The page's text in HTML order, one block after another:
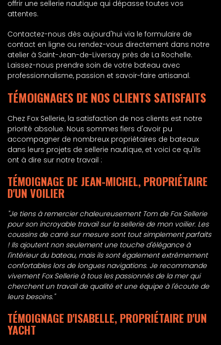
offrir une sellerie nautique qui dépasse toutes vos
attentes.
Contactez-nous dès aujourd'hui via le formulaire de
contact en ligne ou rendez-vous directement dans notre
atelier à Saint-Jean-de-Liversay près de La Rochelle.
Laissez-nous prendre soin de votre bateau avec
professionnalisme, passion et savoir-faire artisanal.
TÉMOIGNAGES DE NOS CLIENTS SATISFAITS
Chez Fox Sellerie, la satisfaction de nos clients est notre
priorité absolue. Nous sommes fiers d'avoir pu
accompagner de nombreux propriétaires de bateaux
dans leurs projets de sellerie nautique, et voici ce qu'ils
ont à dire sur notre travail :
TÉMOIGNAGE DE JEAN-MICHEL, PROPRIÉTAIRE
D'UN VOILIER
"Je tiens à remercier chaleureusement Tom de Fox Sellerie
pour son incroyable travail sur la sellerie de mon voilier. Les
coussins de carré sur mesure sont tout simplement parfaits
! Ils ajoutent non seulement une touche d'élégance à
l'intérieur du bateau, mais ils sont également extrêmement
confortables lors de longues navigations. Je recommande
vivement Fox Sellerie à tous les passionnés de la mer qui
cherchent un travail de qualité et une équipe à l'écoute de
leurs besoins."
TÉMOIGNAGE D'ISABELLE, PROPRIÉTAIRE D'UN
YACHT